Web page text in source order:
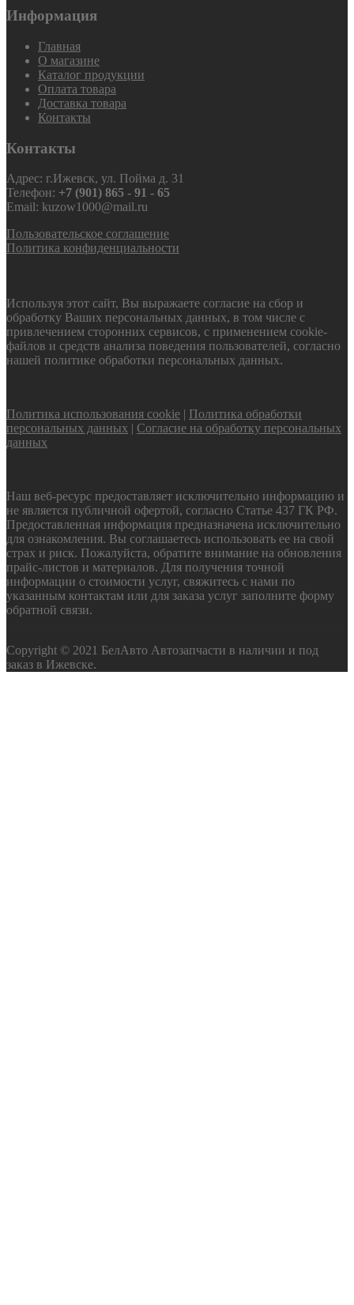
Информация
Главная
О магазине
Каталог продукции
Оплата товара
Доставка товара
Контакты
Контакты
Адрес: г.Ижевск, ул. Пойма д. 31
Телефон: +7 (901) 865 - 91 - 65
Email: kuzow1000@mail.ru
Пользовательское соглашение
Политика конфиденциальности
Используя этот сайт, Вы выражаете согласие на сбор и
обработку Ваших персональных данных, в том числе с
привлечением сторонних сервисов, с применением cookie-
файлов и средств анализа поведения пользователей, согласно
нашей политике обработки персональных данных.
Политика использования cookie | Политика обработки
персональных данных | Согласие на обработку персональных
данных
Наш веб-ресурс предоставляет исключительно информацию и
не является публичной офертой, согласно Статье 437 ГК РФ.
Предоставленная информация предназначена исключительно
для ознакомления. Вы соглашаетесь использовать ее на свой
страх и риск. Пожалуйста, обратите внимание на обновления
прайс-листов и материалов. Для получения точной
информации о стоимости услуг, свяжитесь с нами по
указанным контактам или для заказа услуг заполните форму
обратной связи.
Copyright © 2021 БелАвто Автозапчасти в наличии и под
заказ в Ижевске.